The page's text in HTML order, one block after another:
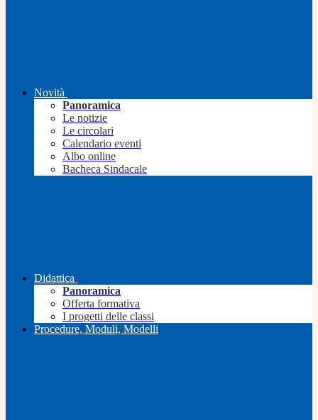
Novità
Panoramica
Le notizie
Le circolari
Calendario eventi
Albo online
Bacheca Sindacale
Didattica
Panoramica
Offerta formativa
I progetti delle classi
Procedure, Moduli, Modelli